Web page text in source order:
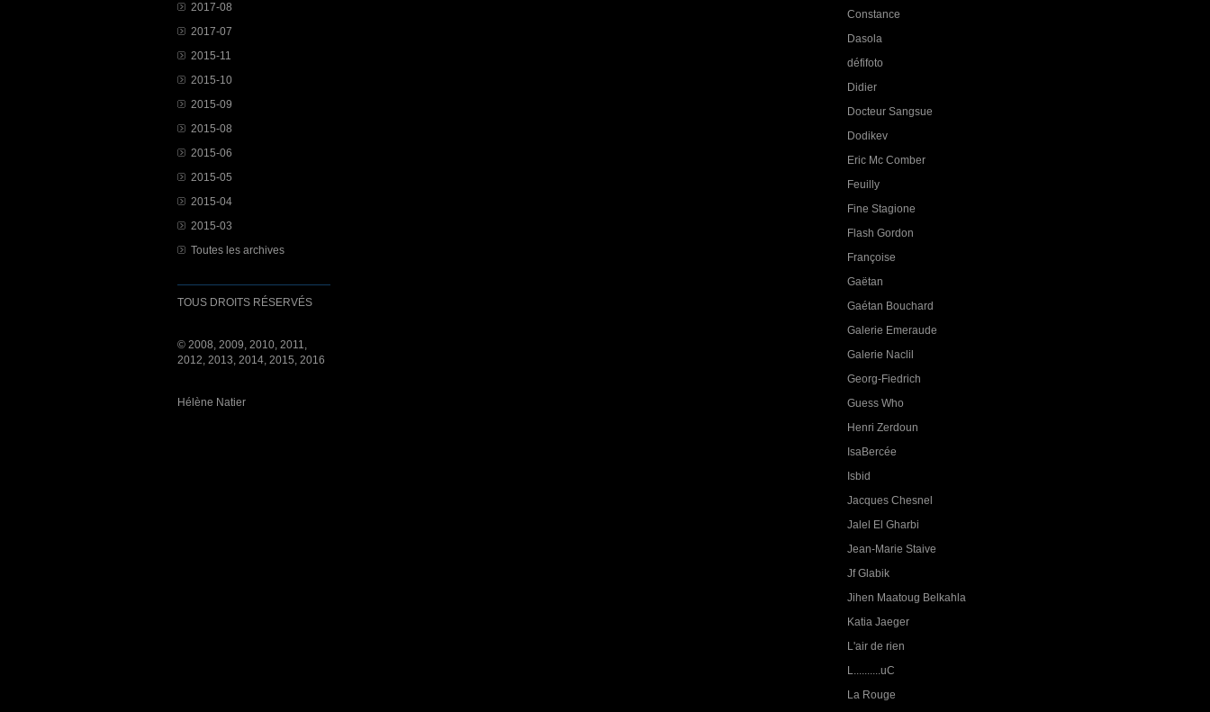
2017-08
2017-07
2015-11
2015-10
2015-09
2015-08
2015-06
2015-05
2015-04
2015-03
Toutes les archives
TOUS DROITS RÉSERVÉS
© 2008, 2009, 2010, 2011,
2012, 2013, 2014, 2015, 2016
Hélène Natier
Constance
Dasola
défifoto
Didier
Docteur Sangsue
Dodikev
Eric Mc Comber
Feuilly
Fine Stagione
Flash Gordon
Françoise
Gaëtan
Gaétan Bouchard
Galerie Emeraude
Galerie Naclil
Georg-Fiedrich
Guess Who
Henri Zerdoun
IsaBercée
Isbid
Jacques Chesnel
Jalel El Gharbi
Jean-Marie Staive
Jf Glabik
Jihen Maatoug Belkahla
Katia Jaeger
L'air de rien
L..........uC
La Rouge